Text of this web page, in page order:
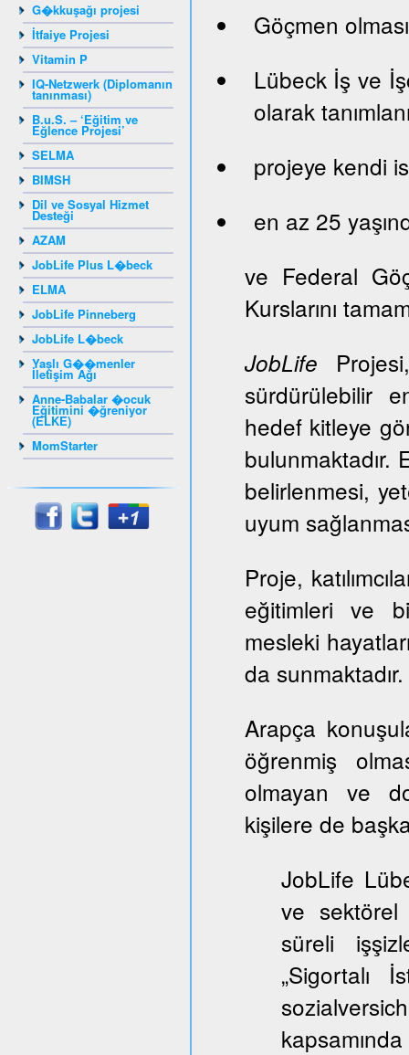
G�kkuşağı projesi
İtfaiye Projesi
Vitamin P
IQ-Netzwerk (Diplomanın
tanınması)
B.u.S. – ‘Eğitim ve
Eğlence Projesi’
SELMA
BIMSH
Dil ve Sosyal Hizmet
Desteği
AZAM
JobLife Plus L�beck
ELMA
JobLife Pinneberg
JobLife L�beck
Yaşlı G��menler
İletişim Ağı
Anne-Babalar �ocuk
Eğitimini �ğreniyor
(ELKE)
MomStarter
Göçmen
Lübeck İş ve
olarak
projeye kendi
en az 25
ve Federal
Kurslarını
JobLife
sürdürülebilir
hedef kitleye
bulunmaktadır.
belirlenmesi,
uyum
Proje,
eğitimleri ve
mesleki
da sunmaktadır.
Arapça
öğrenmiş
olmayan ve
kişilere de
JobLife
ve
süreli
„Sigortalı